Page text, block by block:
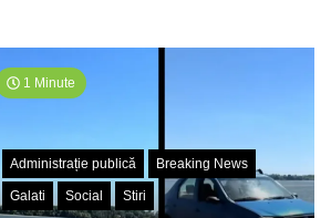
1 Minute
Administrație publică Breaking News
Galati Social Stiri